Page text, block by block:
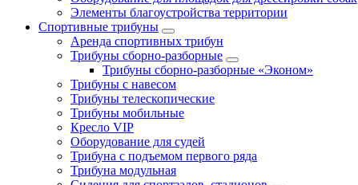
Элементы благоустройства территории
Спортивные трибуны
Аренда спортивных трибун
Трибуны сборно-разборные
Трибуны сборно-разборные «Эконом»
Трибуны с навесом
Трибуны телескопические
Трибуны мобильные
Кресло VIP
Оборудование для судей
Трибуна с подъемом первого ряда
Трибуна модульная